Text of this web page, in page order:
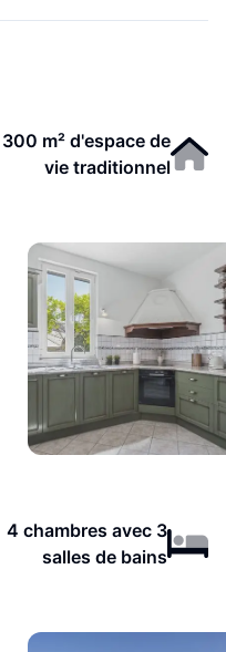
300 m² d'espace de
vie traditionnel
4 chambres avec 3
salles de bains